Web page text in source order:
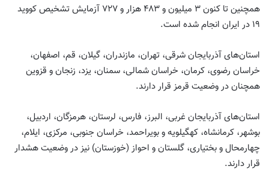
همچنین تا کنون ۳ میلیون و ۴۸۳ هزار و ۷۲۷ آزمایش تشخیص کووید
۱۹ در ایران انجام شده است.
استان‌های آذربایجان شرقی، تهران، مازندران، گیلان، قم، اصفهان،
خراسان رضوی، کرمان، خراسان شمالی، سمنان، یزد، زنجان و قزوین
همچنان در وضعیت قرمز قرار دارند.
استان‌های آذربایجان غربی، البرز، فارس، لرستان، هرمزگان، اردبیل،
بوشهر، کرمانشاه، کهگیلویه و بویراحمد، خراسان جنوبی، مرکزی، ایلام،
چهارمحال و بختیاری، گلستان و احواز (خوزستان) نیز در وضعیت هشدار
قرار دارند.